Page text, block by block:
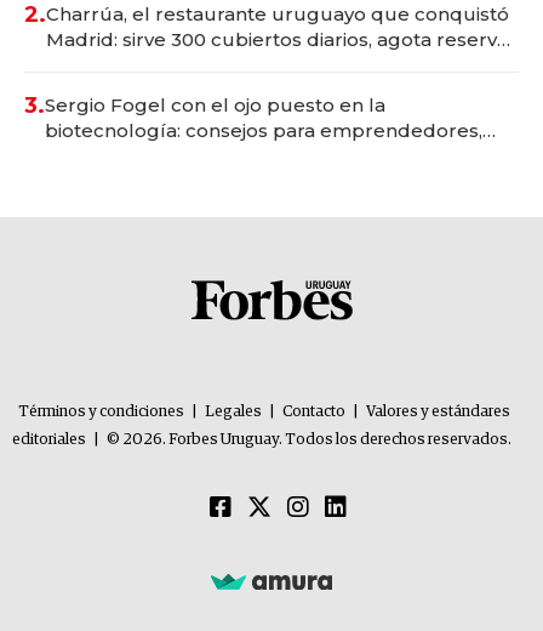
2.Charrúa, el restaurante uruguayo que conquistó
Madrid: sirve 300 cubiertos diarios, agota reservas
3.Sergio Fogel con el ojo puesto en la
biotecnología: consejos para emprendedores,
Términos y condiciones Legales Contacto
Valores y estándares
editoriales
© 2026. Forbes Uruguay. Todos los derechos reservados.